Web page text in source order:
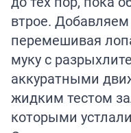
втрое.
перемешивая
муку с
аккуратными
жидким тестом
которыми